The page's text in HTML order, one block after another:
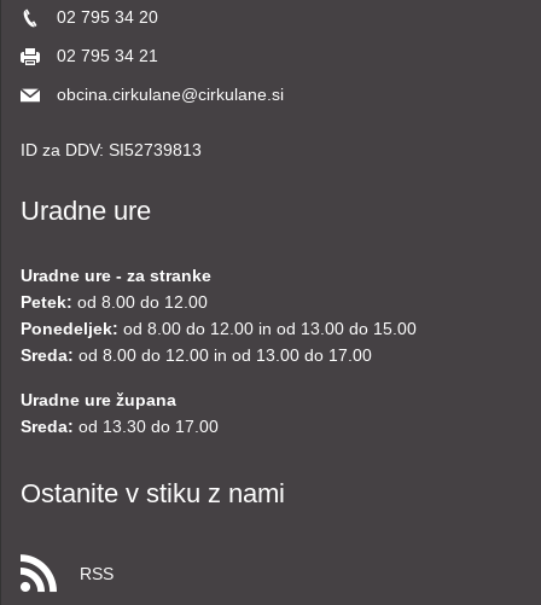
02 795 34 20
02 795 34 21
obcina.cirkulane@cirkulane.si
ID za DDV: SI52739813
Uradne ure
Uradne ure - za stranke
Petek: od 8.00 do 12.00
Ponedeljek: od 8.00 do 12.00 in od 13.00 do 15.00
Sreda: od 8.00 do 12.00 in od 13.00 do 17.00
Uradne ure župana
Sreda: od 13.30 do 17.00
Ostanite v stiku z nami
RSS